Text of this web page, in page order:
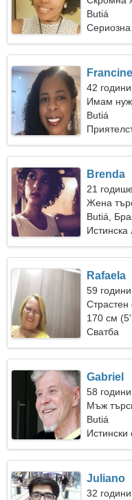
Butiá
Сериозна
Francine
42
Имам
Butiá
Brenda
21
Жена
Butiá,
Rafaela
59
Страстен
170 см
Сватба
Gabriel
58
Мъж
Butiá
Juliano
32